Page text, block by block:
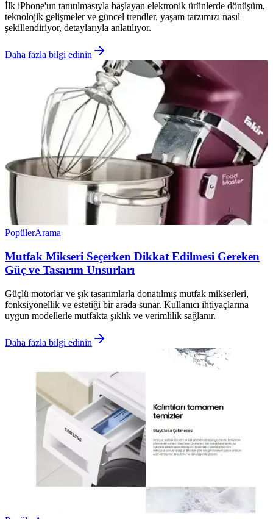
İlk iPhone'un tanıtılmasıyla başlayan elektronik ürünlerde dönüşüm,
teknolojik gelişmeler ve güncel trendler, yaşam tarzımızı nasıl
şekillendiriyor, detaylarıyla anlatılıyor.
Daha fazla bilgi edinin
PopülerArama
Mutfak Mikseri Seçerken Dikkat Edilmesi Gereken
Güç ve Tasarım Unsurları
Güçlü motorlar ve şık tasarımlarla donatılmış mutfak mikserleri,
fonksiyonellik ve estetiği bir arada sunar. Kullanıcı ihtiyaçlarına
uygun modellerle mutfakta şıklık ve verimlilik sağlanır.
Daha fazla bilgi edinin